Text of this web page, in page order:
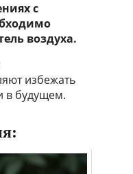
с
воздуха.
избежать
в будущем.